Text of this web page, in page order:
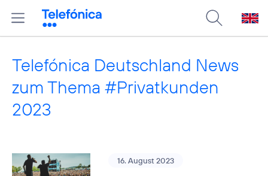
Telefónica Deutschland News
zum Thema #Privatkunden
2023
16. August 2023